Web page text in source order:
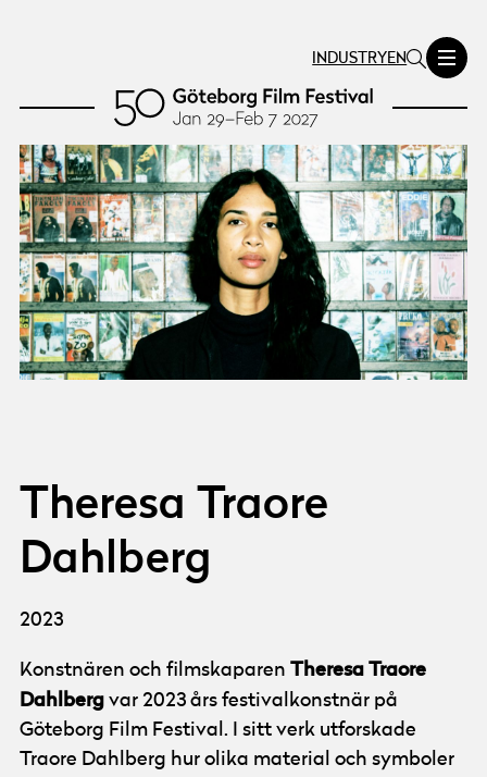
INDUSTRY EN
Theresa Traore
Dahlberg
2023
Konstnären och filmskaparen Theresa Traore
Dahlberg var 2023 års festivalkonstnär på
Göteborg Film Festival. I sitt verk utforskade
Traore Dahlberg hur olika material och symboler